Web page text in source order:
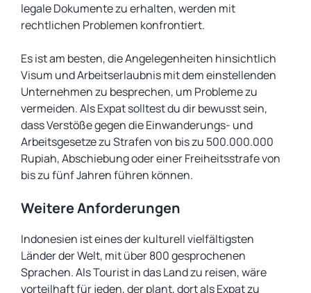
legale Dokumente zu erhalten, werden mit
rechtlichen Problemen konfrontiert.
Es ist am besten, die Angelegenheiten hinsichtlich
Visum und Arbeitserlaubnis mit dem einstellenden
Unternehmen zu besprechen, um Probleme zu
vermeiden. Als Expat solltest du dir bewusst sein,
dass Verstöße gegen die Einwanderungs- und
Arbeitsgesetze zu Strafen von bis zu 500.000.000
Rupiah, Abschiebung oder einer Freiheitsstrafe von
bis zu fünf Jahren führen können.
Weitere Anforderungen
Indonesien ist eines der kulturell vielfältigsten
Länder der Welt, mit über 800 gesprochenen
Sprachen. Als Tourist in das Land zu reisen, wäre
vorteilhaft für jeden, der plant, dort als Expat zu